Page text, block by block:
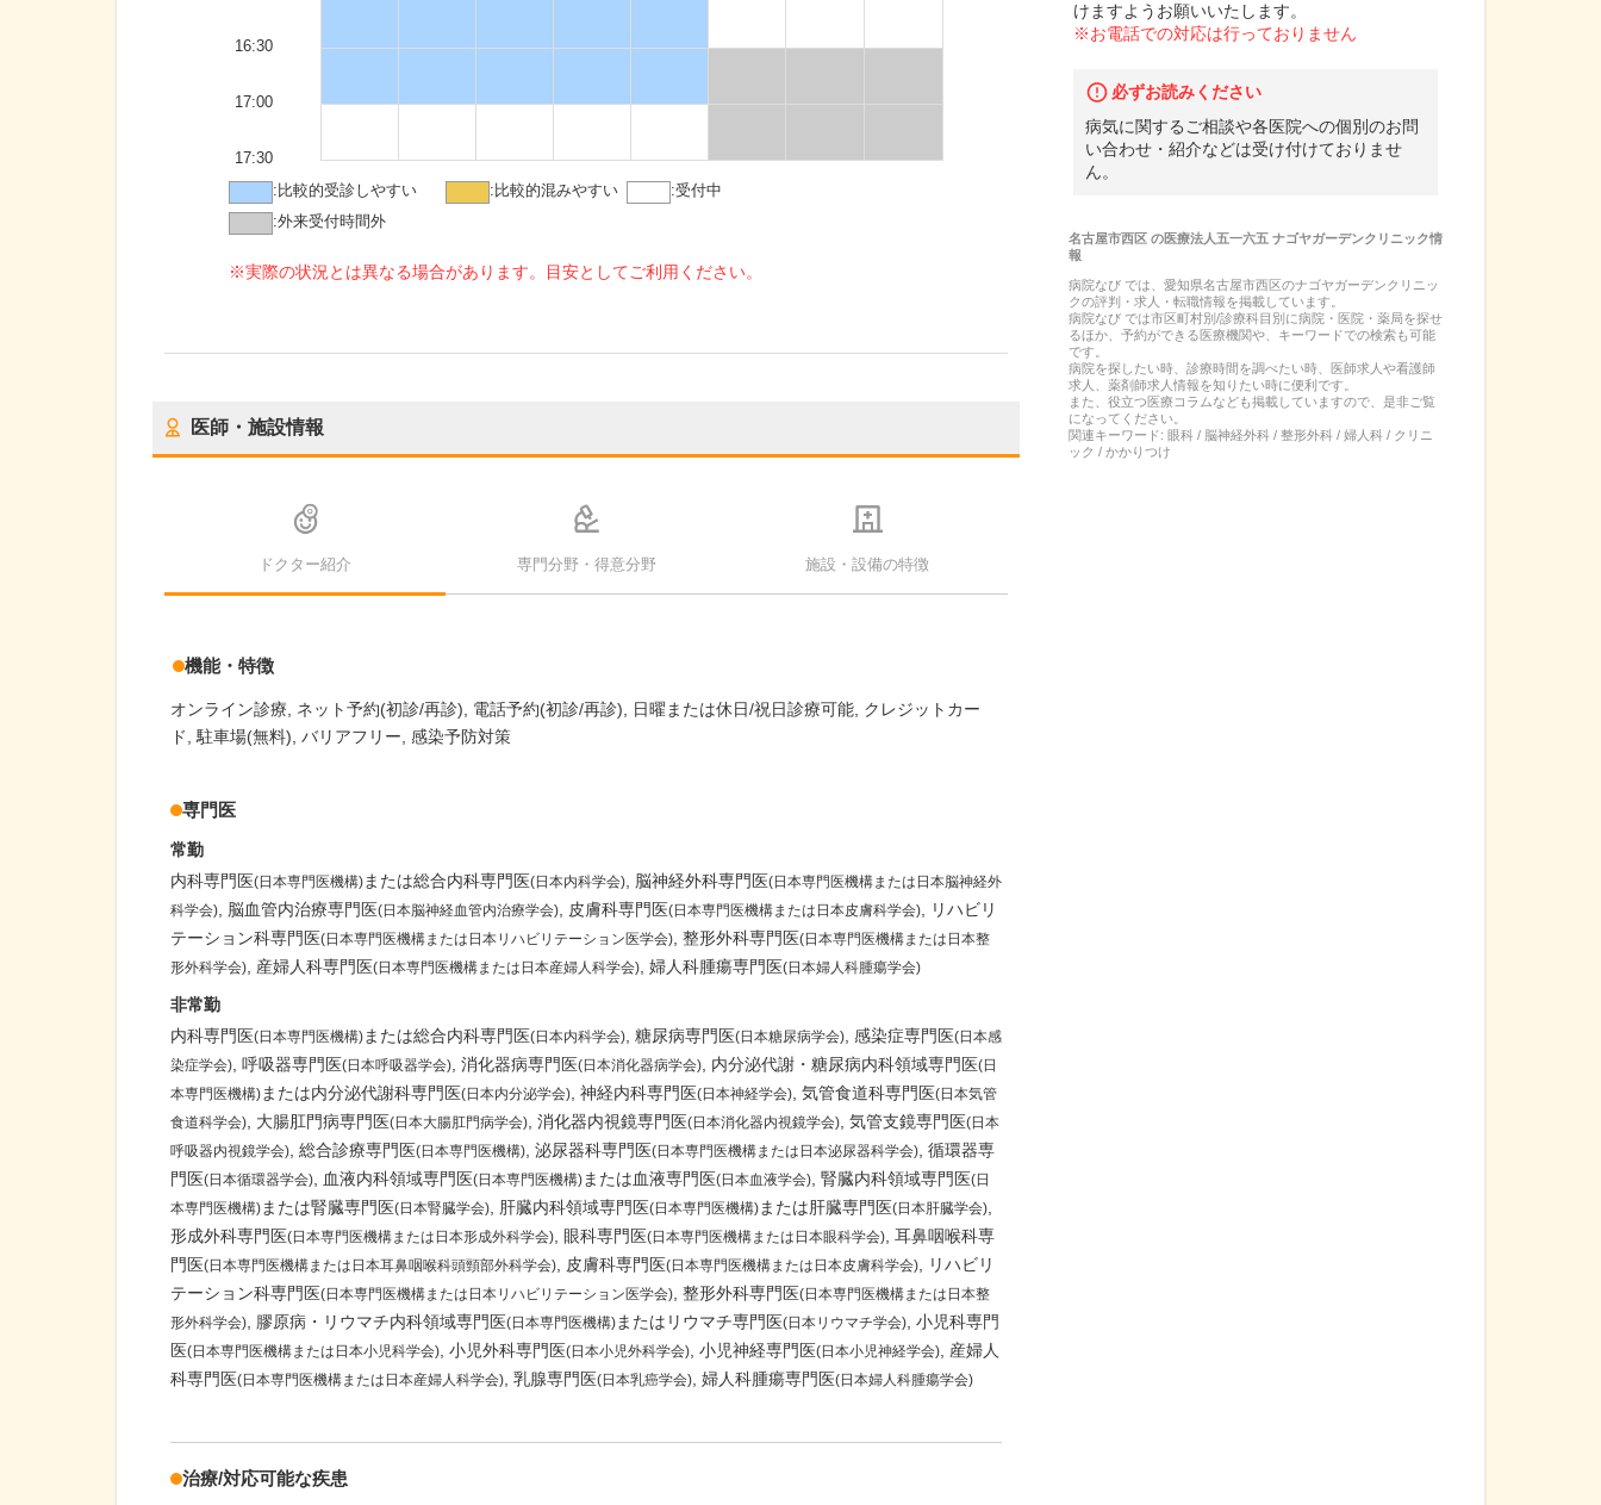
16:30
17:00
17:30
: 比較的受診しやすい : 比較的混みやすい :受付中
:外来受付時間外
※実際の状況とは異なる場合があります。目安としてご利用ください。
医師・施設情報
ドクター紹介 専門分野・得意分野 施設・設備の特徴
機能・特徴
オンライン診療 ネット予約(初診/再診) 電話予約(初診/再診) 日曜または休日/祝日診療可能 クレジットカー
ド
駐車場(無料) バリアフリー 感染予防対策
専門医
常勤
内科専門医(日本専門医機構)または総合内科専門医(日本内科学会) 脳神経外科専門医(日本専門医機構または日本脳神経外
科学会)
脳血管内治療専門医(日本脳神経血管内治療学会) 皮膚科専門医(日本専門医機構または日本皮膚科学会)
リハビリ
テーション科専門医(日本専門医機構または日本リハビリテーション医学会) 整形外科専門医(日本専門医機構または日本整
形外科学会)
産婦人科専門医(日本専門医機構または日本産婦人科学会) 婦人科腫瘍専門医(日本婦人科腫瘍学会)
非常勤
内科専門医(日本専門医機構)または総合内科専門医(日本内科学会) 糖尿病専門医(日本糖尿病学会) 感染症専門医(日本感
染症学会) 呼吸器専門医(日本呼吸器学会) 消化器病専門医(日本消化器病学会) 内分泌代謝・糖尿病内科領域専門医(日
本専門医機構)または内分泌代謝科専門医(日本内分泌学会) 神経内科専門医(日本神経学会) 気管食道科専門医(日本気管
食道科学会)
大腸肛門病専門医(日本大腸肛門病学会) 消化器内視鏡専門医(日本消化器内視鏡学会) 気管支鏡専門医(日本
呼吸器内視鏡学会) 総合診療専門医(日本専門医機構) 泌尿器科専門医(日本専門医機構または日本泌尿器科学会) 循環器専
門医(日本循環器学会) 血液内科領域専門医(日本専門医機構)または血液専門医(日本血液学会) 腎臓内科領域専門医(日
本専門医機構)または腎臓専門医(日本腎臓学会) 肝臓内科領域専門医(日本専門医機構)または肝臓専門医(日本肝臓学会)
形成外科専門医(日本専門医機構または日本形成外科学会) 眼科専門医(日本専門医機構または日本眼科学会) 耳鼻咽喉科専
門医(日本専門医機構または日本耳鼻咽喉科頭頸部外科学会) 皮膚科専門医(日本専門医機構または日本皮膚科学会)
リハビリ
テーション科専門医(日本専門医機構または日本リハビリテーション医学会) 整形外科専門医(日本専門医機構または日本整
形外科学会)
膠原病・リウマチ内科領域専門医(日本専門医機構)またはリウマチ専門医(日本リウマチ学会) 小児科専門
医(日本専門医機構または日本小児科学会) 小児外科専門医(日本小児外科学会) 小児神経専門医(日本小児神経学会)
産婦人
科専門医(日本専門医機構または日本産婦人科学会) 乳腺専門医(日本乳癌学会) 婦人科腫瘍専門医(日本婦人科腫瘍学会)
治療/対応可能な疾患
けますようお願いいたします。
※お電話での対応は行っておりません
必ずお読みください
病気に関するご相談や各医院への個別のお問
い合わせ・紹介などは受け付けておりませ
ん。
名古屋市西区の医療法人五一六五 ナゴヤガーデンクリニック情
報
病院なび では、 愛知県名古屋市西区のナゴヤガーデンクリニッ
クの評判・求人・転職情報を掲載しています。
病院なび では市区町村別/診療科目別に病院・医院・薬局を探せ
るほか、予約ができる医療機関や、キーワードでの検索も可能
です。
病院を探したい時、診療時間を調べたい時、医師求人や看護師
求人、薬剤師求人情報を知りたい時に便利です。
また、役立つ医療コラムなども掲載していますので、是非ご覧
になってください。
関連キーワード: 眼科 / 脳神経外科 / 整形外科 / 婦人科 / クリニ
ック / かかりつけ